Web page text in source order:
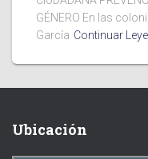
GÉNERO En las
García Continuar
Ubicación